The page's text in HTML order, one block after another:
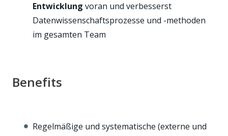
Entwicklung voran und verbesserst
Datenwissenschaftsprozesse und -methoden
im gesamten Team
Benefits
Regelmäßige und systematische (externe und